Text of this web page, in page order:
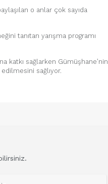
o anlar çok sayıda
tanıtan yarışma programı
katkı sağlarken Gümüşhane’nin
sağlıyor.